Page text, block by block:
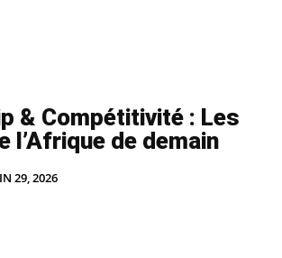
& Compétitivité : Les
l’Afrique de demain
29, 2026